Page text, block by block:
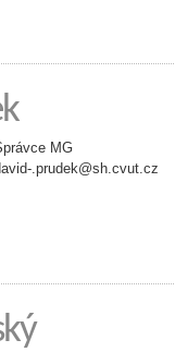
MG
.prudek@sh.cvut.cz